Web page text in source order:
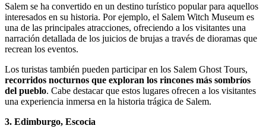
Salem se ha convertido en un destino turístico popular para aquellos
interesados en su historia. Por ejemplo, el Salem Witch Museum es
una de las principales atracciones, ofreciendo a los visitantes una
narración detallada de los juicios de brujas a través de dioramas que
recrean los eventos.
Los turistas también pueden participar en los Salem Ghost Tours,
recorridos nocturnos que exploran los rincones más sombríos
del pueblo. Cabe destacar que estos lugares ofrecen a los visitantes
una experiencia inmersa en la historia trágica de Salem.
3. Edimburgo, Escocia